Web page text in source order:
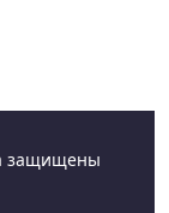
защищены